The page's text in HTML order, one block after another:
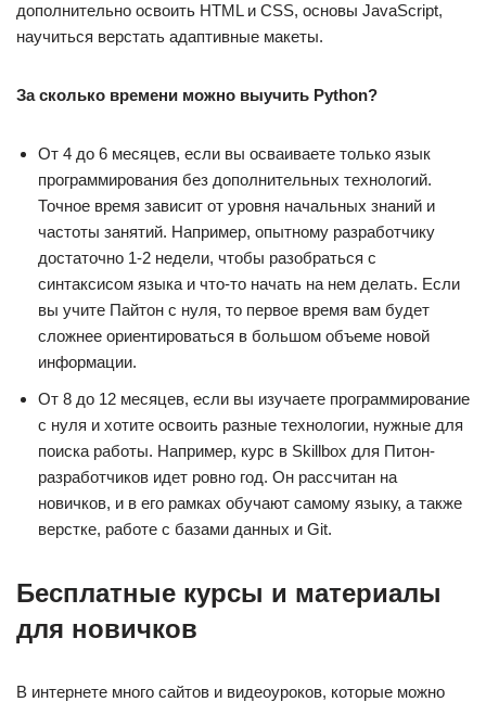
дополнительно освоить HTML и CSS, основы JavaScript,
научиться верстать адаптивные макеты.
За сколько времени можно выучить Python?
От 4 до 6 месяцев, если вы осваиваете только язык
программирования без дополнительных технологий.
Точное время зависит от уровня начальных знаний и
частоты занятий. Например, опытному разработчику
достаточно 1-2 недели, чтобы разобраться с
синтаксисом языка и что-то начать на нем делать. Если
вы учите Пайтон с нуля, то первое время вам будет
сложнее ориентироваться в большом объеме новой
информации.
От 8 до 12 месяцев, если вы изучаете программирование
с нуля и хотите освоить разные технологии, нужные для
поиска работы. Например, курс в Skillbox для Питон-
разработчиков идет ровно год. Он рассчитан на
новичков, и в его рамках обучают самому языку, а также
верстке, работе с базами данных и Git.
Бесплатные курсы и материалы
для новичков
В интернете много сайтов и видеоуроков, которые можно